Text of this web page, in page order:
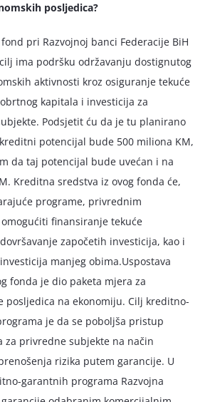
posljedica?
pri Razvojnoj banci Federacije BiH
ima podršku održavanju dostignutog
aktivnosti kroz osiguranje tekuće
kapitala i investicija za
Podsjetit ću da je tu planirano
potencijal bude 500 miliona KM,
da taj potencijal bude uvećan i na
Kreditna sredstva iz ovog fonda će,
programe, privrednim
finansiranje tekuće
započetih investicija, kao i
manjeg obima.Uspostava
fonda je dio paketa mjera za
posljedica na ekonomiju. Cilj kreditno-
je da se poboljša pristup
za privredne subjekte na način
rizika putem garancije. U
garantnih programa Razvojna